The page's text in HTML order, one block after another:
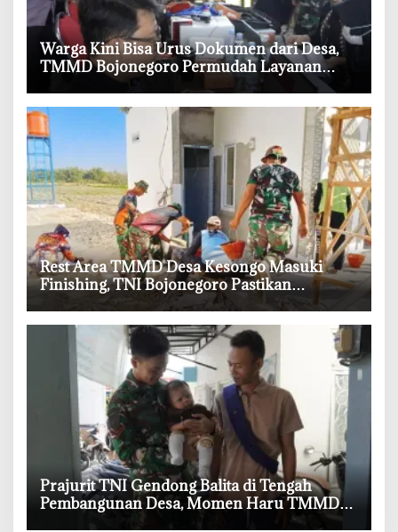
‎Warga Kini Bisa Urus Dokumen dari Desa,
TMMD Bojonegoro Permudah Layanan
Adminduk
‎Rest Area TMMD Desa Kesongo Masuki
Finishing, TNI Bojonegoro Pastikan
Bangunan Kokoh dan Nyaman
‎Prajurit TNI Gendong Balita di Tengah
Pembangunan Desa, Momen Haru TMMD
Bojonegoro